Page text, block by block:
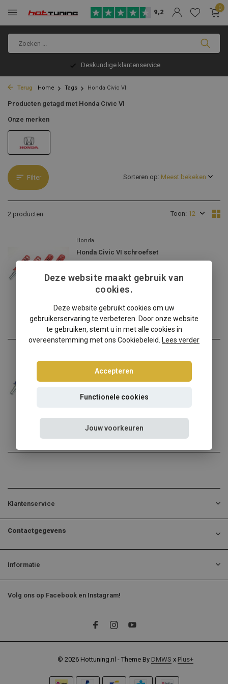
9,2
0
Deskundige klantenservice
Terug Home Tags Honda Civic VI
Producten getagd met Honda Civic VI
Onze merken
Filter
2 producten Toon:
Sorteren op:
Honda
Honda Civic VI schroefset
€278,95
Honda Civic VI verlagen? ...
€264,95
Klantenservice
Contactgegevens
Informatie
Volg ons op Facebook en Instagram!
© 2026 Hottuning.nl - Theme By DMWS x Plus+
Deze website maakt gebruik van
cookies.
Deze website gebruikt cookies om uw
gebruikerservaring te verbeteren. Door onze website
te gebruiken, stemt u in met alle cookies in
overeenstemming met ons Cookiebeleid.
Lees verder
Accepteren
Functionele cookies
Jouw voorkeuren